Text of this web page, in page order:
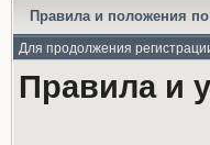
Правила и положения по
Для продолжения
Правила и